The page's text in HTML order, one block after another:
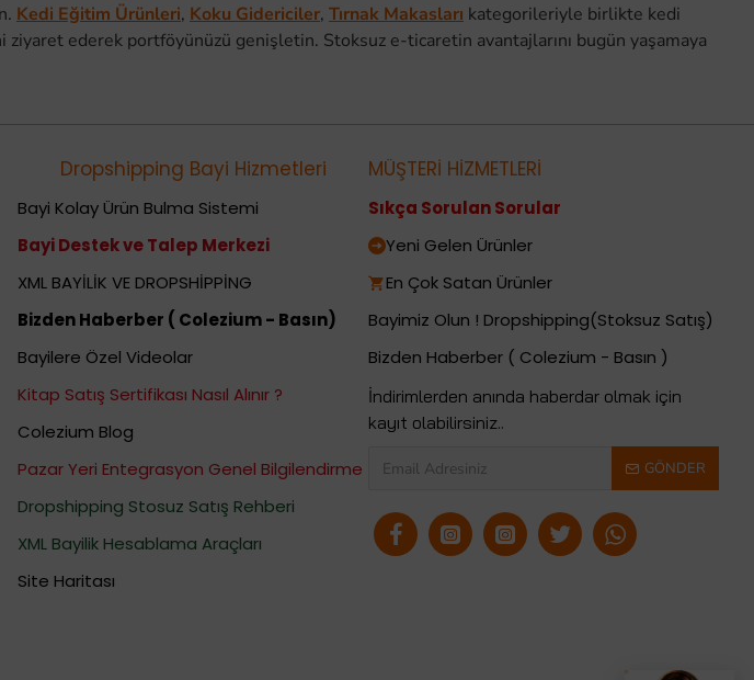
Kedi Eğitim Ürünleri, Koku Gidericiler, Tırnak Makasları kategorileriyle birlikte kedi
ziyaret ederek portföyünüzü genişletin. Stoksuz e-ticaretin avantajlarını bugün yaşamaya
Dropshipping Bayi Hizmetleri
Bayi Kolay Ürün Bulma Sistemi
Bayi Destek ve Talep Merkezi
XML BAYİLİK VE DROPSHİPPİNG
Bizden Haberber ( Colezium - Basın)
Bayilere Özel Videolar
Kitap Satış Sertifikası Nasıl Alınır ?
Colezium Blog
Pazar Yeri Entegrasyon Genel Bilgilendirme
Dropshipping Stosuz Satış Rehberi
XML Bayilik Hesablama Araçları
Site Haritası
MÜŞTERİ HİZMETLERİ
Sıkça Sorulan Sorular
Yeni Gelen Ürünler
En Çok Satan Ürünler
Bayimiz Olun ! Dropshipping(Stoksuz Satış)
Bizden Haberber ( Colezium - Basın )
İndirimlerden anında haberdar olmak için
kayıt olabilirsiniz..
GÖNDER